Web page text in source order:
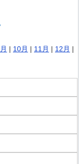
| 10月 | 11月 | 12月 |